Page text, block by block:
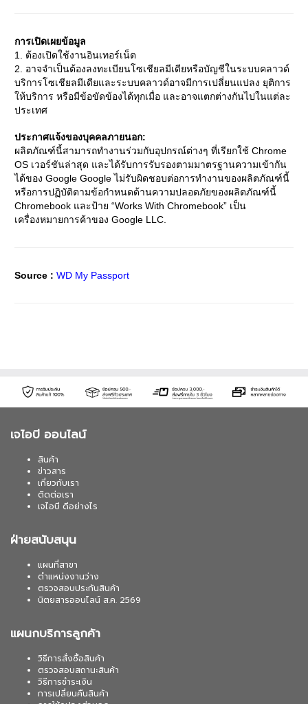
การเปิดเผยข้อมูล
1. ต้องเปิดใช้งานอินเทอร์เน็ต
2. อาจจำเป็นต้องลงทะเบียนโซเชียลมีเดียหรือบัญชีในระบบคลาวด์
บริการโซเชียลมีเดียและระบบคลาวด์อาจมีการเปลี่ยนแปลง ยุติการ
ให้บริการ หรือมีข้อขัดข้องได้ทุกเมื่อ และอาจแตกต่างกันไปในแต่ละ
ประเทศ
ประกาศแจ้งของบุคคลภายนอก:
ผลิตภัณฑ์นี้สามารถทำงานร่วมกับอุปกรณ์ต่างๆ ที่เรียกใช้ Chrome
OS เวอร์ชันล่าสุด และได้รับการรับรองตามมาตรฐานความเข้ากัน
ได้ของ Google Googleไม่รับผิดชอบต่อการทำงานของผลิตภัณฑ์นี้
หรือการปฏิบัติตามข้อกำหนดด้านความปลอดภัยของผลิตภัณฑ์นี้
Chromebook และป้าย “Works With Chromebook” เป็น
เครื่องหมายการค้าของ Google LLC.
Source : WD My Passport
เจไอบี ออนไลน์
สินค้า
ข่าวสาร
เกี่ยวกับเรา
ติดต่อเรา
เจไอบี ดีอย่างไร
ฝ่ายสนับสนุน
แผนที่สาขา
ตำแหน่งงานว่าง
ตรวจสอบประกันสินค้า
นิตยสารออนไลน์ ส.ค. 2569
แผนกบริการลูกค้า
วิธีการสั่งซื้อสินค้า
ตรวจสอบสถานะสินค้า
วิธีการชำระเงิน
การเปลี่ยนคืนสินค้า